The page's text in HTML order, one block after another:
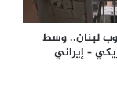
لبنان.. وسط
– إيراني